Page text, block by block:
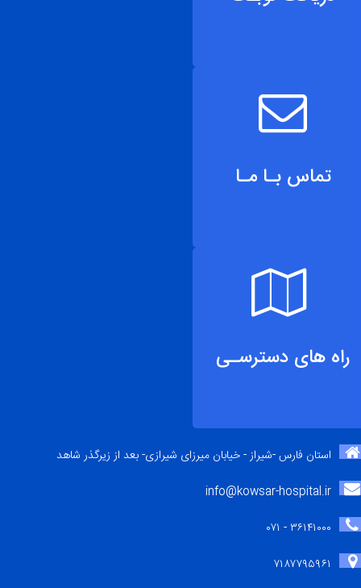
تماس بـا مـا
راه های دسترسـی
استان فارس -شیراز - خیابان میرزای شیرازی- بعد از زیرگذر شاهد
info@kowsar-hospital.ir
۳۶۱۴۱۰۰۰ - ۰۷۱
۷۱۸۷۷۹۵۹۶۱